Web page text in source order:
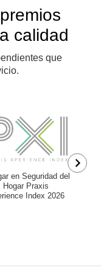
calidad
que
en Seguridad del
Hogar Praxis
Index 2026